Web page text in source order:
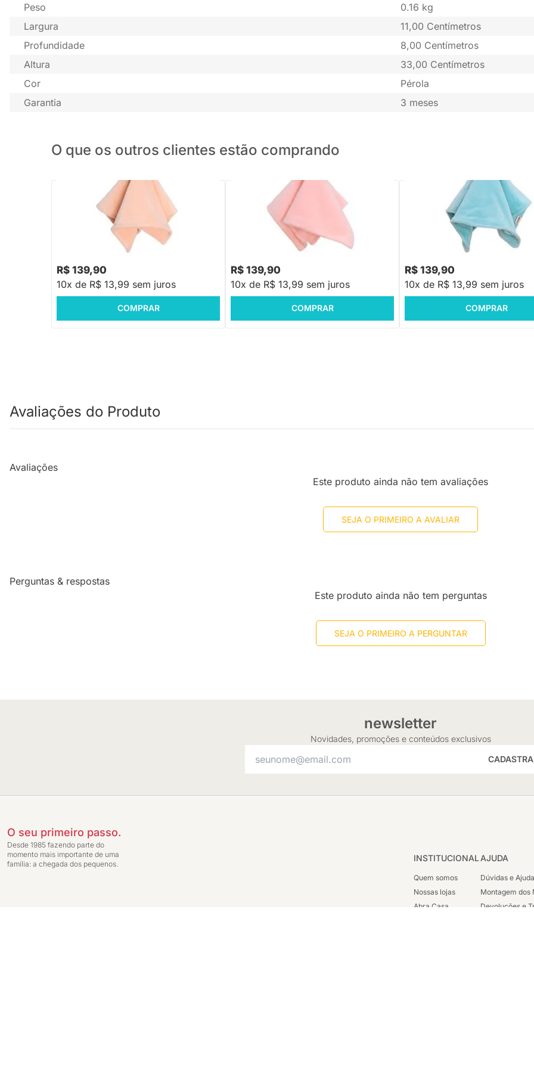
Peso
0.16 kg
Largura
11,00 Centímetros
Profundidade
8,00 Centímetros
Altura
33,00 Centímetros
Cor
Pérola
Garantia
3 meses
O que os outros clientes estão comprando
PRONTA ENTREGA
Boneca Naninha Jimbao Leão Metoo
R$ 139,90
10x de R$ 13,99 sem juros
COMPRAR
PRONTA ENTREGA
Boneca Naninha Jimbao Ratinha Metoo -
R$ 139,90
10x de R$ 13,99 sem juros
COMPRAR
PRONTA ENTREGA
Boneca Naninha Angela Lai
R$ 139,90
10x de R$ 13,99 sem juros
COMPRAR
Avaliações do Produto
Avaliações
Este produto ainda não tem avaliações
SEJA O PRIMEIRO A AVALIAR
Perguntas & respostas
Este produto ainda não tem perguntas
SEJA O PRIMEIRO A PERGUNTAR
newsletter
Novidades, promoções e conteúdos exclusivos
O seu primeiro passo.
Desde 1985 fazendo parte do
momento mais importante de uma
família: a chegada dos pequenos.
INSTITUCIONAL
Quem somos
Nossas lojas
Abra Casa
AJUDA
Dúvidas e
Montagem dos
Devoluções e